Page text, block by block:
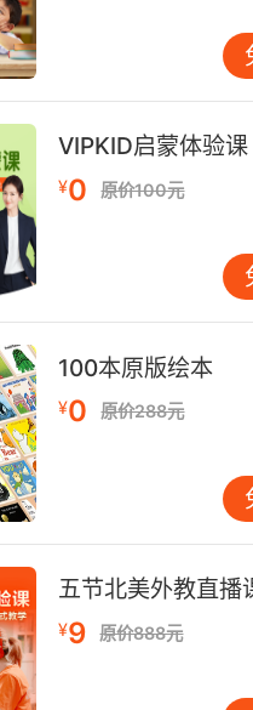
或短语简化为易于记
写学习法能够显著提
们在短时间内掌握了
语学习奠定了坚实的
传统的学习方法相比，
生动有趣，能够有效激
子们在学习过程中感受
地投入到英语学习中。
词缩写学习法不仅帮
还在潜移默化中培养
子们通过缩写和联想
维模式，从而提高了
力发展：在设计和实施
中，孩子们需要发挥
设计出独特的缩写形
式不仅提高了孩子们
创新思维能力。 四、
应用案例 在实际教学
经取得了显著的效果
例： 案例一：小学英
堂上，教师采用了趣
（香蕉）缩写为
VIPKID启蒙体验课
¥0 原价100元
100本原版绘本
¥0 原价288元
五节北美外教直播
¥9 原价888元